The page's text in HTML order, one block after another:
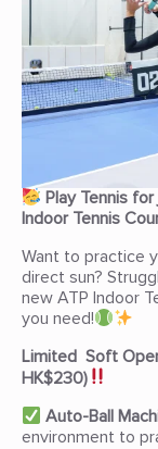
Play Tennis
Indoor Tennis
Want to practice
direct sun?
new ATP Indoor
you need!
Limited Soft
HK$230)
Auto-Ball
environment to